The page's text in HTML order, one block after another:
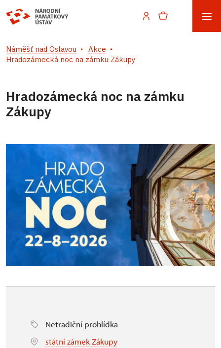
Náměšť nad Oslavou
Akce
Hradozámecká noc na zámku Zákupy
Hradozámecká noc na zámku
Zákupy
Netradiční prohlídka
státní zámek Zákupy